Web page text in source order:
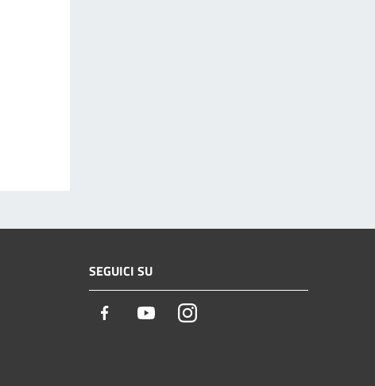
SEGUICI SU
Facebook YoutubeInstagram